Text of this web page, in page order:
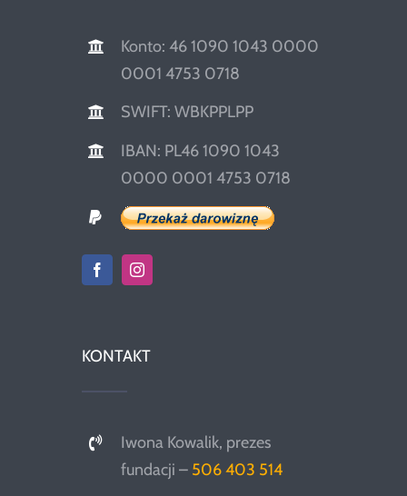
Konto: 46 1090 1043 0000
0001 4753 0718
SWIFT: WBKPPLPP
IBAN: PL46 1090 1043
0000 0001 4753 0718
KONTAKT
Iwona Kowalik, prezes
fundacji – 506 403 514